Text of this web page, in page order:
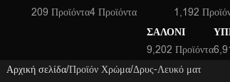
209 Προϊόντα4 Προϊόντα 1,192
ΣΑΛΌΝΙ
9,202 Προϊόντα
Αρχική σελίδα Προϊόν Χρώμα Δρυς-Λευκό ματ